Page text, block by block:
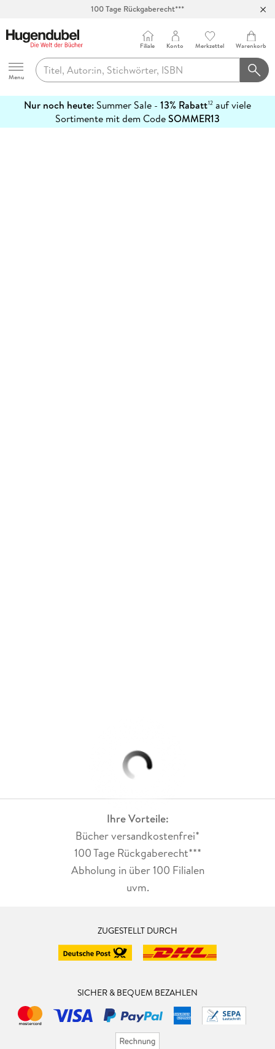
100 Tage Rückgaberecht***
Hugendubel
Menu
Filiale Konto Merkzettel Warenkorb
Nur noch heute: Summer Sale - 13% Rabatt12 auf viele
Sortimente mit dem CodeSOMMER13
erfahren
Ihre Vorteile:
Bücher versandkostenfrei*
100 Tage Rückgaberecht***
Abholung in über 100 Filialen
uvm.
ZUGESTELLT DURCH
SICHER & BEQUEM BEZAHLEN